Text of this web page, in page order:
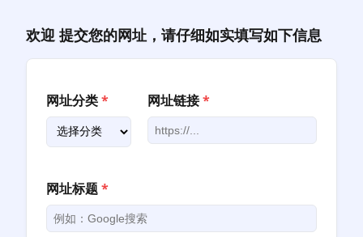
欢迎 提交您的网址，请仔细如实填写如下信息
网址分类* 网址链接*
网址标题*